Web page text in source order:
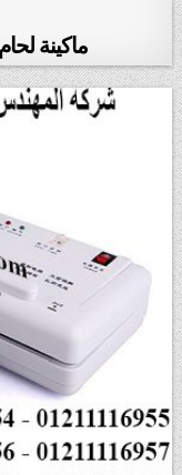
ماكينة